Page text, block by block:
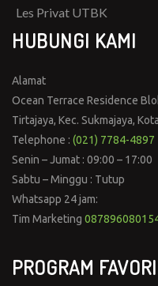
Les Privat UTBK
HUBUNGI KAMI
Alamat
Ocean Terrace Residence
Tirtajaya, Kec. Sukmajaya,
Telephone : (021) 7784-4897
Senin – Jumat : 09:00 – 17:00
Sabtu – Minggu : Tutup
Whatsapp 24 jam:
Tim Marketing
PROGRAM